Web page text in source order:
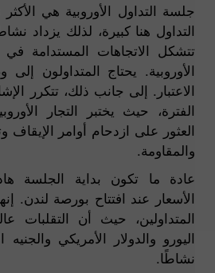
جلسة التداول الأوروبية هي
التداول هنا كبيرة، لذلك يزداد
تتشكل الاتجاهات المستدامة
الأوروبية. يحتاج المتداولون
الاعتبار. إلى جانب ذلك، تتكرر
الفترة، حيث يختبر التجار
العثور على ازدحام أوامر
والمقاومة.
عادة ما تكون بداية الجلسة
الأسعار عند افتتاح بورصة لندن.
المتداولين، حيث أن التقلبات
اليورو والدولار الأمريكي
نشاطًا.